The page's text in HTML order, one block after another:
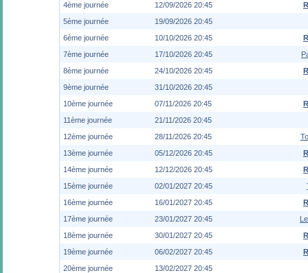
4ème journée
12/09/2026 20:45
5ème journée
19/09/2026 20:45
6ème journée
10/10/2026 20:45
7ème journée
17/10/2026 20:45
8ème journée
24/10/2026 20:45
9ème journée
31/10/2026 20:45
10ème journée
07/11/2026 20:45
11ème journée
21/11/2026 20:45
12ème journée
28/11/2026 20:45
13ème journée
05/12/2026 20:45
14ème journée
12/12/2026 20:45
15ème journée
02/01/2027 20:45
16ème journée
16/01/2027 20:45
17ème journée
23/01/2027 20:45
18ème journée
30/01/2027 20:45
19ème journée
06/02/2027 20:45
20ème journée
13/02/2027 20:45